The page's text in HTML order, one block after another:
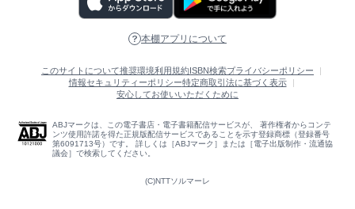
本棚アプリについて
このサイトについて推奨環境利用規約 ISBN検索プライバシーポリシー
情報セキュリティーポリシー特定商取引法に基づく表示
安心してお使いいただくために
ABJマークは、この電子書店・電子書籍配信サービスが、 著作権者からコンテ
ンツ使用許諾を得た正規版配信サービスであることを示す登録商標（登録番号
第6091713号）です。 詳しくは［ABJマーク］または［電子出版制作・流通協
議会］で検索してください。
(C)NTTソルマーレ